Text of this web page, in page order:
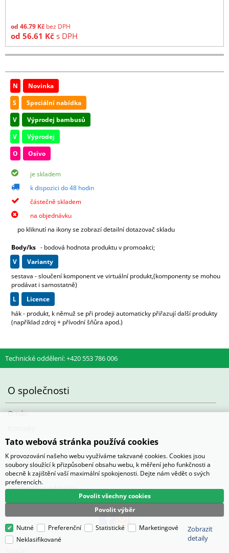
od 46.79 Kč bez DPH
od 56.61 Kč s DPH
N
Novinka
S
Speciální nabídka
V
Výprodej bambusů
V
Výprodej
O
Osivo
je skladem
k dispozici do 48 hodin
částečně skladem
na objednávku
po kliknutí na ikony se zobrazí detailní dotazovač skladu
Body/ks - bodová hodnota produktu v promoakci;
v
varianty
sestava - sloučení komponent ve virtuální produkt,(komponenty se mohou
prodávat i samostatně)
L
licence
hák - produkt, k němuž se při prodeji automaticky přiřazují další produkty
(například zdroj + přívodní šňůra apod.)
Technické oddělení: +420 553 786 006
O společnosti
O nás
Otevírací doba
Jak nakupovat
Obchodní podmínky
Tato webová stránka používá cookies
K provozování našeho webu využíváme takzvané cookies. Cookies jsou
soubory sloužící k přizpůsobení obsahu webu, k měření jeho funkčnosti a
obecně k zajištění vaší maximální spokojenosti. Dejte nám vědět o svých
preferencích.
Povolit výběr
Povolit všechny cookies
Nutné Preferenční Statistické
Marketingové
Neklasifikované
Zobrazit
detaily